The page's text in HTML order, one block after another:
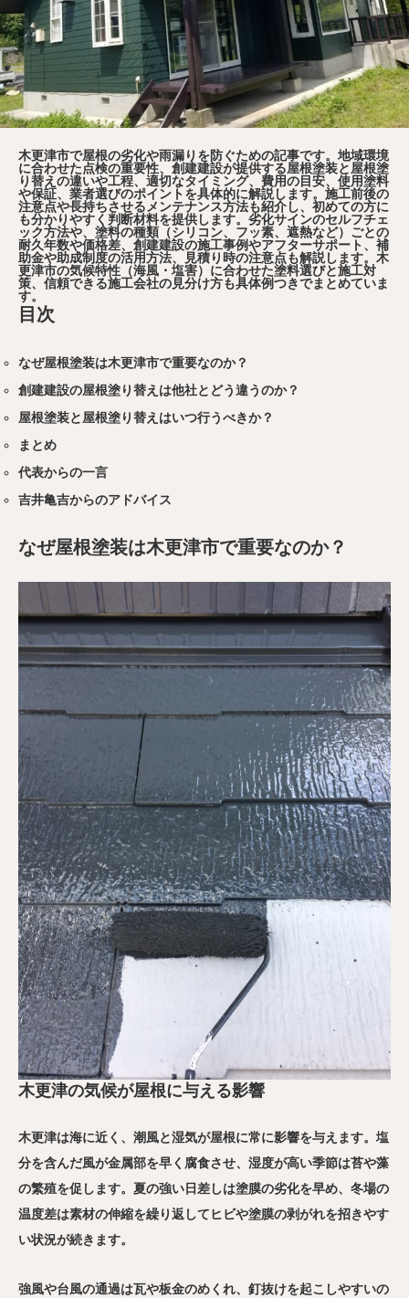
木更津市で屋根の劣化や雨漏りを防ぐための記事です。地域環境
に合わせた点検の重要性、創建建設が提供する屋根塗装と屋根塗
り替えの違いや工程、適切なタイミング、費用の目安、使用塗料
や保証、業者選びのポイントを具体的に解説します。施工前後の
注意点や長持ちさせるメンテナンス方法も紹介し、初めての方に
も分かりやすく判断材料を提供します。劣化サインのセルフチェ
ック方法や、塗料の種類（シリコン、フッ素、遮熱など）ごとの
耐久年数や価格差、創建建設の施工事例やアフターサポート、補
助金や助成制度の活用方法、見積り時の注意点も解説します。木
更津市の気候特性（海風・塩害）に合わせた塗料選びと施工対
策、信頼できる施工会社の見分け方も具体例つきでまとめていま
す。
目次
なぜ屋根塗装は木更津市で重要なのか？
創建建設の屋根塗り替えは他社とどう違うのか？
屋根塗装と屋根塗り替えはいつ行うべきか？
まとめ
代表からの一言
吉井亀吉からのアドバイス
なぜ屋根塗装は木更津市で重要なのか？
木更津の気候が屋根に与える影響
木更津は海に近く、潮風と湿気が屋根に常に影響を与えます。塩
分を含んだ風が金属部を早く腐食させ、湿度が高い季節は苔や藻
の繁殖を促します。夏の強い日差しは塗膜の劣化を早め、冬場の
温度差は素材の伸縮を繰り返してヒビや塗膜の剥がれを招きやす
い状況が続きます。
強風や台風の通過は瓦や板金のめくれ、釘抜けを起こしやすいの